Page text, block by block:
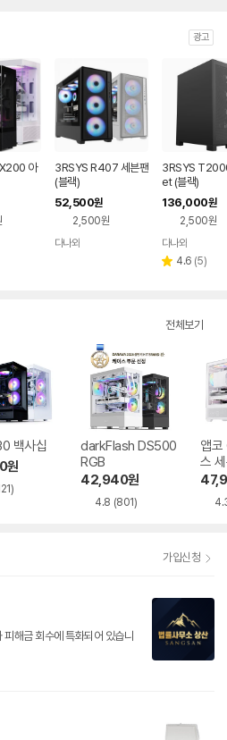
광고
아
3RSYS R407 세븐팬
(블랙)
52,500원
2,500원
다나와
3RSYS
et (블랙)
136,000원
2,500원
페이
다나와
별 4.6 리
(5)
전체보기
백사십
원
darkFlash DS500
RGB
42,940원
4.8 (801)
앱코
스
가입신청
해금 회수에 특화되어 있습니